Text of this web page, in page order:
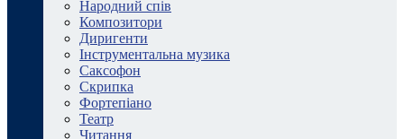
Народний спів
Композитори
Диригенти
Інструментальна музика
Саксофон
Скрипка
Фортепіано
Театр
Читання